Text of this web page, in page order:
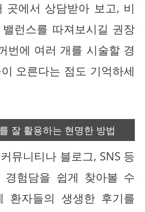
곳에서 상담받아 보고, 비
런스를 따져보시길 권장
번에 여러 개를 시술할 경
오른다는 점도 기억하세
잘 활용하는 현명한 방법
뮤니티나 블로그, SNS 등
경험담을 쉽게 찾아볼 수
환자들의 생생한 후기를